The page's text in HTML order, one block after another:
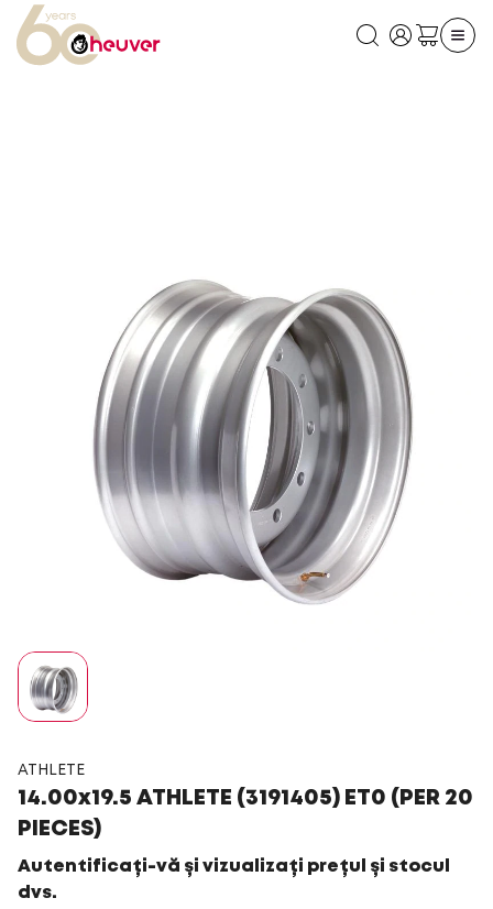
ATHLETE
14.00x19.5 ATHLETE (3191405) ET0 (PER 20
PIECES)
Autentificați-vă și vizualizați prețul și stocul
dvs.